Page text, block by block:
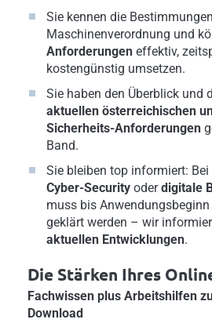
Sie kennen die
Maschinenverordnung und
Anforderungen effektiv,
kostengünstig umsetzen.
Sie haben den Überblick und
aktuellen österreichischen
Sicherheits-Anforderungen
Band.
Sie bleiben top informiert:
Cyber-Security oderdigitale
muss bis
geklärt werden – wir
aktuellen Entwicklungen.
Die Stärken Ihres
Fachwissen plus Arbeitshilfen
Download